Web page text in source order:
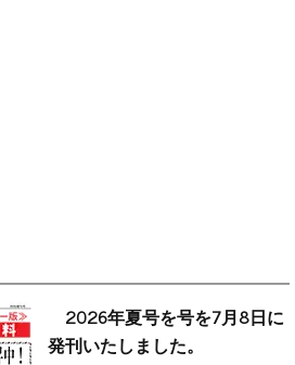
2026年夏号を号を7月8日に
発刊いたしました。